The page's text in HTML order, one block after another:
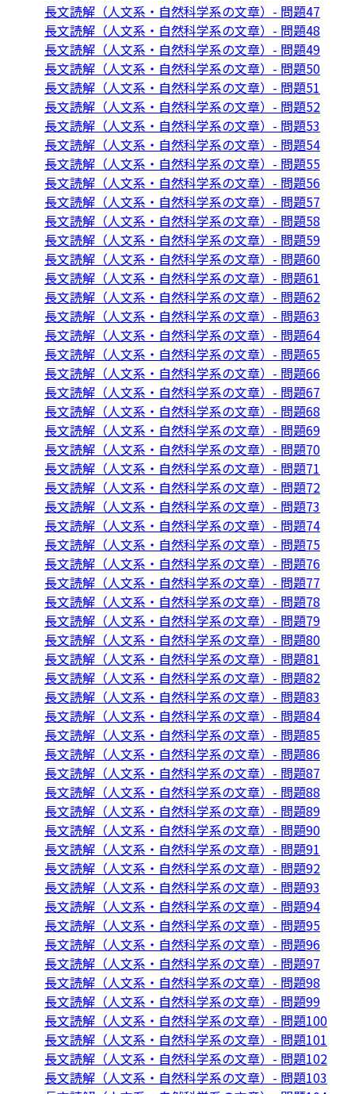
長文読解（人文系・自然科学系の文章）- 問題47
長文読解（人文系・自然科学系の文章）- 問題48
長文読解（人文系・自然科学系の文章）- 問題49
長文読解（人文系・自然科学系の文章）- 問題50
長文読解（人文系・自然科学系の文章）- 問題51
長文読解（人文系・自然科学系の文章）- 問題52
長文読解（人文系・自然科学系の文章）- 問題53
長文読解（人文系・自然科学系の文章）- 問題54
長文読解（人文系・自然科学系の文章）- 問題55
長文読解（人文系・自然科学系の文章）- 問題56
長文読解（人文系・自然科学系の文章）- 問題57
長文読解（人文系・自然科学系の文章）- 問題58
長文読解（人文系・自然科学系の文章）- 問題59
長文読解（人文系・自然科学系の文章）- 問題60
長文読解（人文系・自然科学系の文章）- 問題61
長文読解（人文系・自然科学系の文章）- 問題62
長文読解（人文系・自然科学系の文章）- 問題63
長文読解（人文系・自然科学系の文章）- 問題64
長文読解（人文系・自然科学系の文章）- 問題65
長文読解（人文系・自然科学系の文章）- 問題66
長文読解（人文系・自然科学系の文章）- 問題67
長文読解（人文系・自然科学系の文章）- 問題68
長文読解（人文系・自然科学系の文章）- 問題69
長文読解（人文系・自然科学系の文章）- 問題70
長文読解（人文系・自然科学系の文章）- 問題71
長文読解（人文系・自然科学系の文章）- 問題72
長文読解（人文系・自然科学系の文章）- 問題73
長文読解（人文系・自然科学系の文章）- 問題74
長文読解（人文系・自然科学系の文章）- 問題75
長文読解（人文系・自然科学系の文章）- 問題76
長文読解（人文系・自然科学系の文章）- 問題77
長文読解（人文系・自然科学系の文章）- 問題78
長文読解（人文系・自然科学系の文章）- 問題79
長文読解（人文系・自然科学系の文章）- 問題80
長文読解（人文系・自然科学系の文章）- 問題81
長文読解（人文系・自然科学系の文章）- 問題82
長文読解（人文系・自然科学系の文章）- 問題83
長文読解（人文系・自然科学系の文章）- 問題84
長文読解（人文系・自然科学系の文章）- 問題85
長文読解（人文系・自然科学系の文章）- 問題86
長文読解（人文系・自然科学系の文章）- 問題87
長文読解（人文系・自然科学系の文章）- 問題88
長文読解（人文系・自然科学系の文章）- 問題89
長文読解（人文系・自然科学系の文章）- 問題90
長文読解（人文系・自然科学系の文章）- 問題91
長文読解（人文系・自然科学系の文章）- 問題92
長文読解（人文系・自然科学系の文章）- 問題93
長文読解（人文系・自然科学系の文章）- 問題94
長文読解（人文系・自然科学系の文章）- 問題95
長文読解（人文系・自然科学系の文章）- 問題96
長文読解（人文系・自然科学系の文章）- 問題97
長文読解（人文系・自然科学系の文章）- 問題98
長文読解（人文系・自然科学系の文章）- 問題99
長文読解（人文系・自然科学系の文章）- 問題100
長文読解（人文系・自然科学系の文章）- 問題101
長文読解（人文系・自然科学系の文章）- 問題102
長文読解（人文系・自然科学系の文章）- 問題103